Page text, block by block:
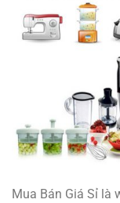
Mua Bán Giá Sỉ là